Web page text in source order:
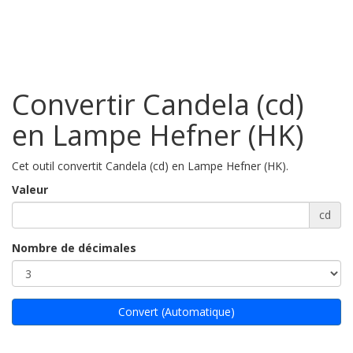
Convertir Candela (cd)
en Lampe Hefner (HK)
Cet outil convertit Candela (cd) en Lampe Hefner (HK).
Valeur
cd
Nombre de décimales
Convert (Automatique)